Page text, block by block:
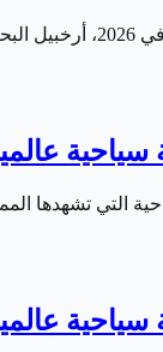
السعودية ضمن رؤية 2030،